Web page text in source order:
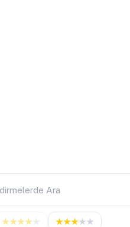
★★★★ ★★★★★